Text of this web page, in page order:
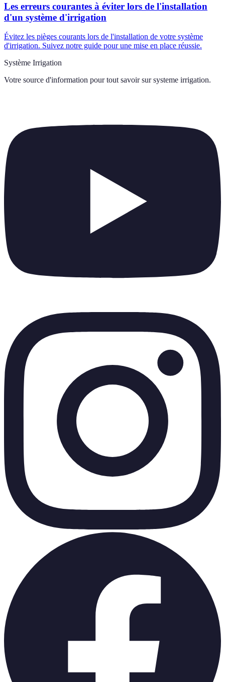
Les erreurs courantes à éviter lors de l'installation
d'un système d'irrigation
Évitez les pièges courants lors de l'installation de votre système
d'irrigation. Suivez notre guide pour une mise en place réussie.
Système Irrigation
Votre source d'information pour tout savoir sur systeme irrigation.